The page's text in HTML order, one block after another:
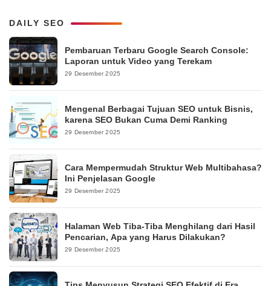
DAILY SEO
Pembaruan Terbaru Google Search Console:
Laporan untuk Video yang Terekam
29 Desember 2025
Mengenal Berbagai Tujuan SEO untuk Bisnis,
karena SEO Bukan Cuma Demi Ranking
29 Desember 2025
Cara Mempermudah Struktur Web Multibahasa?
Ini Penjelasan Google
29 Desember 2025
Halaman Web Tiba-Tiba Menghilang dari Hasil
Pencarian, Apa yang Harus Dilakukan?
29 Desember 2025